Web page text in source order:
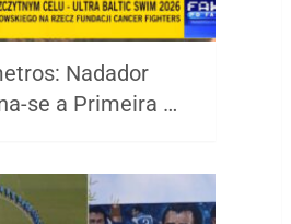
Nadador
se a Primeira …